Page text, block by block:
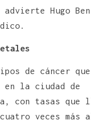
advierte Hugo
de cáncer que
en la ciudad de
con tasas que
veces más